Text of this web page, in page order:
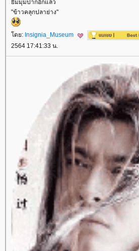
ิ้มมุมปากอีกแล้ว
"ข้าวคลุกปลาย่าง"
ดย: Insignia_Museum
2564 17:41:33 น.